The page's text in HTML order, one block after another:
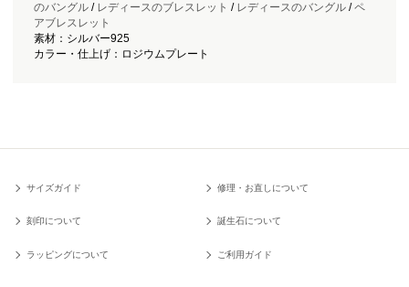
のバングル/ レディースのブレスレット / レディースのバングル/ペ
アブレスレット
素材：シルバー925
カラー・仕上げ：ロジウムプレート
サイズガイド 修理・お直しについて
刻印について 誕生石について
ラッピングについて ご利用ガイド